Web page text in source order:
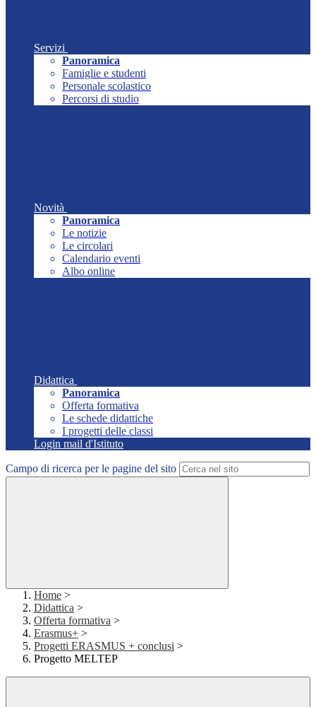
Servizi
Panoramica
Famiglie e studenti
Personale scolastico
Percorsi di studio
Novità
Panoramica
Le notizie
Le circolari
Calendario eventi
Albo online
Didattica
Panoramica
Offerta formativa
Le schede didattiche
I progetti delle classi
Login mail d'Istituto
Campo di ricerca per le pagine del sito
Home >
Didattica >
Offerta formativa >
Erasmus+ >
Progetti ERASMUS + conclusi >
Progetto MELTEP